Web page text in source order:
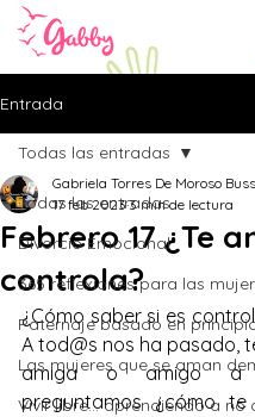
Entrada
Todas las entradas
Divorcio Emocional
365 reflexiones para las
Paternaje basado en
Las mujeres que se aman
Vivir libre... aprendiendo a no
Todas las entradas
Febrero 17 ¿Te
controla?
Gabriela Torres De Moroso
17 feb 20233 min de lectura
¿Cómo saber si es
A tod@s nos ha pasado,
amiga o amigo a
preguntamos ¿cómo